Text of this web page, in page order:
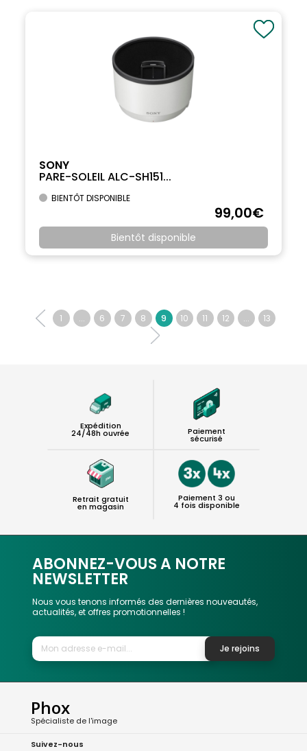
SONY
PARE-SOLEIL ALC-SH151...
BIENTÔT DISPONIBLE
99,00€
Bientôt disponible
1 ... 6 7 8 9 10 11 12 ... 13
Expédition
24/48h ouvrée Paiement
sécurisé
Retrait gratuit
en magasin
Paiement 3 ou
4 fois disponible
ABONNEZ-VOUS A NOTRE
NEWSLETTER
Nous vous tenons informés des dernières nouveautés,
actualités, et offres promotionnelles !
Je rejoins
Phox
Spécialiste de l'image
Suivez-nous